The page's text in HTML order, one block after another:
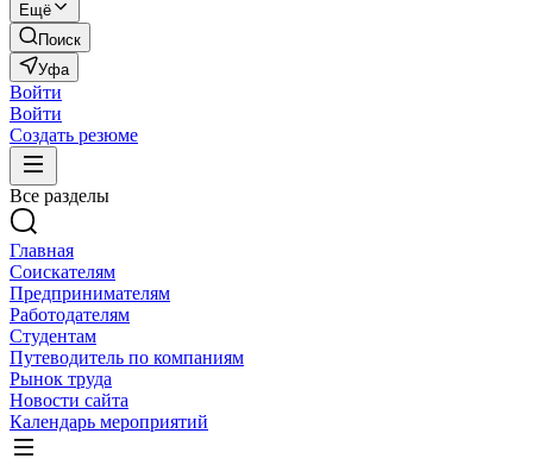
Ещё
Поиск
Уфа
Войти
Войти
Создать резюме
Все разделы
Главная
Соискателям
Предпринимателям
Работодателям
Студентам
Путеводитель по компаниям
Рынок труда
Новости сайта
Календарь мероприятий